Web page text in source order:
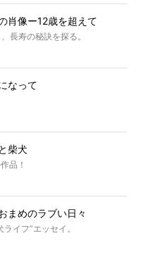
肖像ー12歳を超えて
長寿の秘訣を探る。
なって
柴犬
品！
まめのラブい日々
イフ”エッセイ。